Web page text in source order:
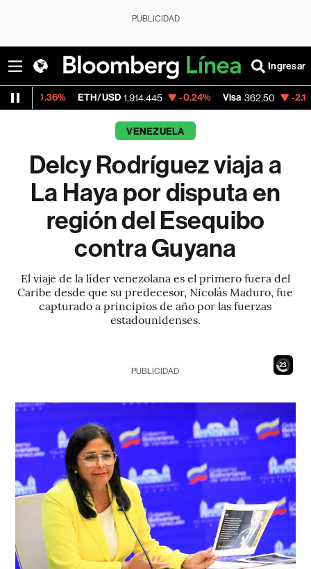
PUBLICIDAD
Ingresar
ETH/USD 1,914.445 -0.24% Visa 362.50 -2.15%
VENEZUELA
Delcy Rodríguez viaja a
La Haya por disputa en
región del Esequibo
contra Guyana
El viaje de la líder venezolana es el primero fuera del
Caribe desde que su predecesor, Nicolás Maduro, fue
capturado a principios de año por las fuerzas
estadounidenses.
21
PUBLICIDAD